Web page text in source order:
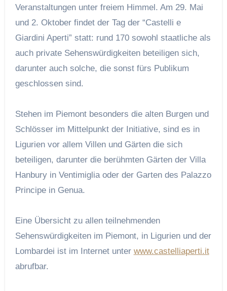
Veranstaltungen unter freiem Himmel. Am 29. Mai
und 2. Oktober findet der Tag der “Castelli e
Giardini Aperti” statt: rund 170 sowohl staatliche als
auch private Sehenswürdigkeiten beteiligen sich,
darunter auch solche, die sonst fürs Publikum
geschlossen sind.
Stehen im Piemont besonders die alten Burgen und
Schlösser im Mittelpunkt der Initiative, sind es in
Ligurien vor allem Villen und Gärten die sich
beteiligen, darunter die berühmten Gärten der Villa
Hanbury in Ventimiglia oder der Garten des Palazzo
Principe in Genua.
Eine Übersicht zu allen teilnehmenden
Sehenswürdigkeiten im Piemont, in Ligurien und der
Lombardei ist im Internet unter www.castelliaperti.it
abrufbar.